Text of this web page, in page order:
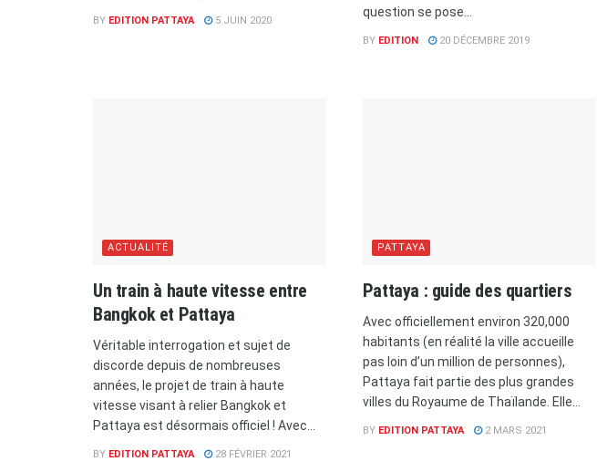
BY EDITION PATTAYA 5 JUIN 2020
question se pose...
BY EDITION 20 DÉCEMBRE 2019
ACTUALITÉ
Un train à haute vitesse entre
Bangkok et Pattaya
Véritable interrogation et sujet de
discorde depuis de nombreuses
années, le projet de train à haute
vitesse visant à relier Bangkok et
Pattaya est désormais officiel ! Avec...
BY EDITION PATTAYA 28 FÉVRIER 2021
PATTAYA
Pattaya : guide des quartiers
Avec officiellement environ 320,000
habitants (en réalité la ville accueille
pas loin d’un million de personnes),
Pattaya fait partie des plus grandes
villes du Royaume de Thaïlande. Elle...
BY EDITION PATTAYA 2 MARS 2021